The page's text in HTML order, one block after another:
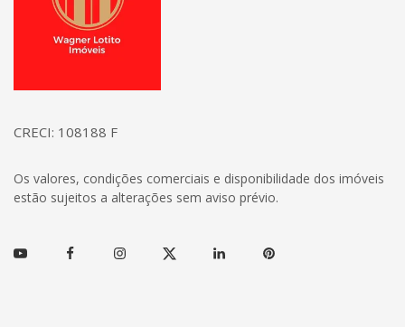
CRECI: 108188 F
Os valores, condições comerciais e disponibilidade dos imóveis
estão sujeitos a alterações sem aviso prévio.
Youtube FacebookInstagramTwitter Linkedin Pinterest